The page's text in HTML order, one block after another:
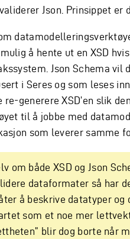
Json. Prinsippet
å hente ut en XSD
Json Schema vil
i Seres og som leses
re-generere XSD’en slik
til å jobbe med
som leverer samme
om både XSD og Json
dataformater så har
å beskrive datatyper og
som et noe mer
blir dog borte når